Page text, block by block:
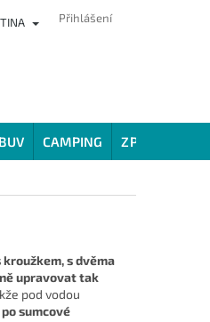
OBCHODU VĚRNOSTNÍ
Přihlášení
CAMPING ZPŮSOBY
s dvěma
upravovat tak
pod vodou
sumcové